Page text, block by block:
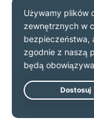
Natychmiast
Jeśli zostałeś
zablokuj swoje
dalszym
swoich kont
2026™.